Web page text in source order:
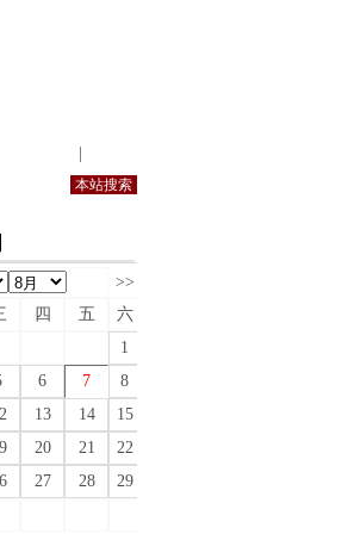
>>
四 五
六
1
6 7
8
13 14
15
20 21
22
27 28
29